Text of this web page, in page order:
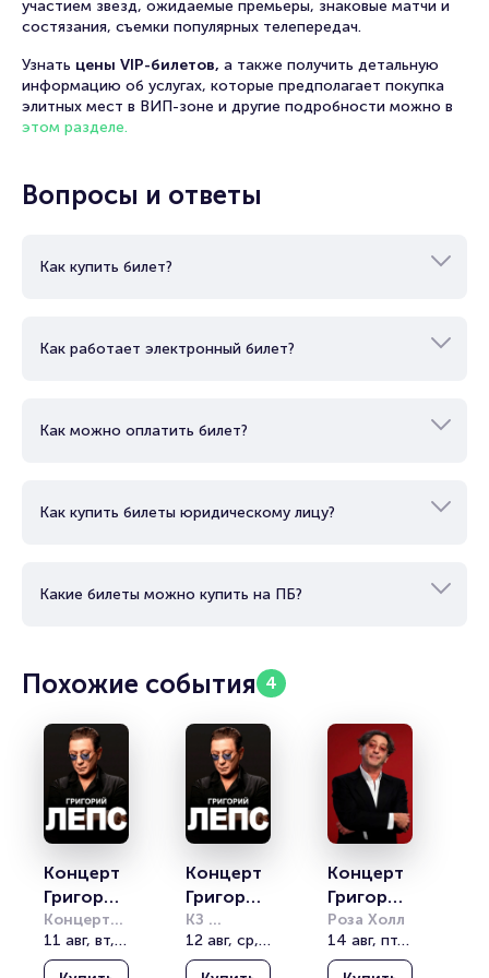
участием звезд, ожидаемые премьеры, знаковые матчи и
состязания, съемки популярных телепередач.
Узнать цены VIP-билетов, а также получить детальную
информацию об услугах, которые предполагает покупка
элитных мест в ВИП-зоне и другие подробности можно в
этом разделе.
Вопросы и ответы
Как купить билет?
Как работает электронный билет?
Как можно оплатить билет?
Как купить билеты юридическому лицу?
Какие билеты можно купить на ПБ?
Похожие события 4
Концерт
Григория
Лепса
Концертный
зал
"Звездный"
11 авг, вт, 20:00
Концерт
Григория
Лепса
КЗ
Юбилейный
12 авг, ср, 20:00
Концерт
Григория
Лепса
Роза Холл
14 авг, пт, 20:00